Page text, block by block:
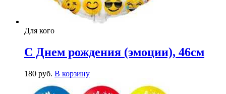
Для кого
С Днем рождения (эмоции), 46см
180 руб. В корзину